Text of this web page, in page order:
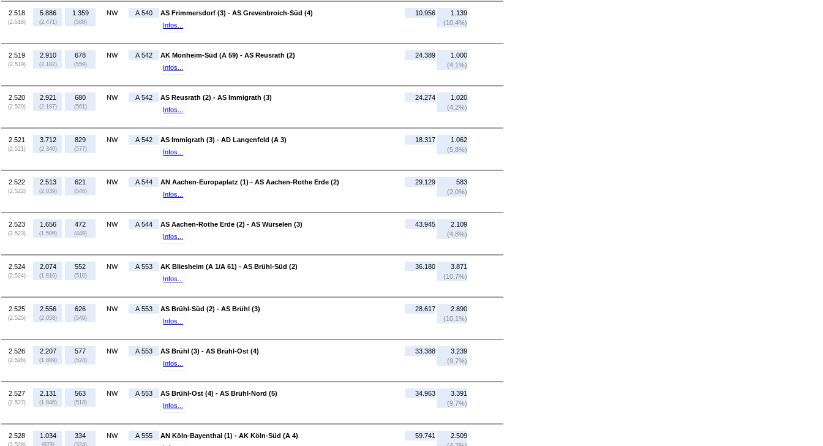
2.518
(2.518)
5.886
(2.471)
1.359
(588)
NW A 540
AS Frimmersdorf (3) - AS Grevenbroich-Süd (4)
Infos...
10.956
1.139
(10,4%)
2.519
(2.519)
2.910
(2.182)
678
(559)
NW A 542
AK Monheim-Süd (A 59) - AS Reusrath (2)
Infos...
24.389
1.000
(4,1%)
2.520
(2.520)
2.921
(2.187)
680
(561)
NW A 542
AS Reusrath (2) - AS Immigrath (3)
Infos...
24.274
1.020
(4,2%)
2.521
(2.521)
3.712
(2.340)
829
(577)
NW A 542
AS Immigrath (3) - AD Langenfeld (A 3)
Infos...
18.317
1.062
(5,8%)
2.522
(2.522)
2.513
(2.039)
621
(546)
NW A 544
AN Aachen-Europaplatz (1) - AS Aachen-Rothe Erde (2)
Infos...
29.129
583
(2,0%)
2.523
(2.523)
1.656
(1.506)
472
(449)
NW A 544
AS Aachen-Rothe Erde (2) - AS Würselen (3)
Infos...
43.945
2.109
(4,8%)
2.524
(2.524)
2.074
(1.810)
552
(510)
NW A 553
AK Bliesheim (A 1/A 61) - AS Brühl-Süd (2)
Infos...
36.180
3.871
(10,7%)
2.525
(2.525)
2.556
(2.058)
626
(549)
NW A 553
AS Brühl-Süd (2) - AS Brühl (3)
Infos...
28.617
2.890
(10,1%)
2.526
(2.526)
2.207
(1.889)
577
(524)
NW A 553
AS Brühl (3) - AS Brühl-Ost (4)
Infos...
33.388
3.239
(9,7%)
2.527
(2.527)
2.131
(1.846)
563
(518)
NW A 553
AS Brühl-Ost (4) - AS Brühl-Nord (5)
Infos...
34.963
3.391
(9,7%)
2.528
(2.528)
1.034
(973)
334
(324)
NW A 555
AN Köln-Bayenthal (1) - AK Köln-Süd (A 4)
59.741
2.509